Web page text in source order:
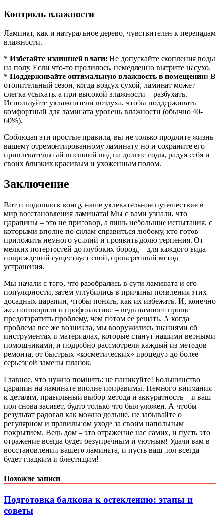
Контроль влажности
Ламинат, как и натуральное дерево, чувствителен к перепадам
влажности.
* Избегайте излишней влаги: Не допускайте скопления воды
на полу. Если что-то пролилось, немедленно вытрите насухо.
* Поддерживайте оптимальную влажность в помещении: В
отопительный сезон, когда воздух сухой, ламинат может
слегка усыхать, а при высокой влажности – разбухать.
Используйте увлажнители воздуха, чтобы поддерживать
комфортный для ламината уровень влажности (обычно 40-
60%).
Соблюдая эти простые правила, вы не только продлите жизнь
вашему отремонтированному ламинату, но и сохраните его
привлекательный внешний вид на долгие годы, радуя себя и
своих близких красивым и ухоженным полом.
Заключение
Вот и подошло к концу наше увлекательное путешествие в
мир восстановления ламината! Мы с вами узнали, что
царапины – это не приговор, а лишь небольшие испытания, с
которыми вполне по силам справиться любому, кто готов
приложить немного усилий и проявить долю терпения. От
мелких потертостей до глубоких борозд – для каждого вида
повреждений существует свой, проверенный метод
устранения.
Мы начали с того, что разобрались в сути ламината и его
популярности, затем углубились в причины появления этих
досадных царапин, чтобы понять, как их избежать. И, конечно
же, поговорили о профилактике – ведь намного проще
предотвратить проблему, чем потом ее решать. А когда
проблема все же возникла, мы вооружились знаниями об
инструментах и материалах, которые станут нашими верными
помощниками, и подробно рассмотрели каждый из методов
ремонта, от быстрых «косметических» процедур до более
серьезной замены планок.
Главное, что нужно помнить: не паникуйте! Большинство
царапин на ламинате вполне поправимы. Немного внимания
к деталям, правильный выбор метода и аккуратность – и ваш
пол снова засияет, будто только что был уложен. А чтобы
результат радовал как можно дольше, не забывайте о
регулярном и правильном уходе за своим напольным
покрытием. Ведь дом – это отражение нас самих, и пусть это
отражение всегда будет безупречным и уютным! Удачи вам в
восстановлении вашего ламината, и пусть ваш пол всегда
будет гладким и блестящим!
Похожие записи
Подготовка балкона к остеклению: этапы и
советы